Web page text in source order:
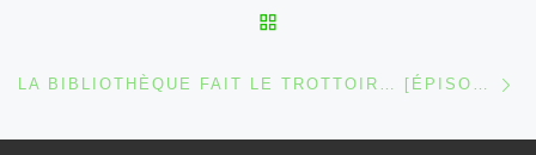
LA BIBLIOTHÈQUE FAIT LE TROTTOIR… [ÉPISODE 1]